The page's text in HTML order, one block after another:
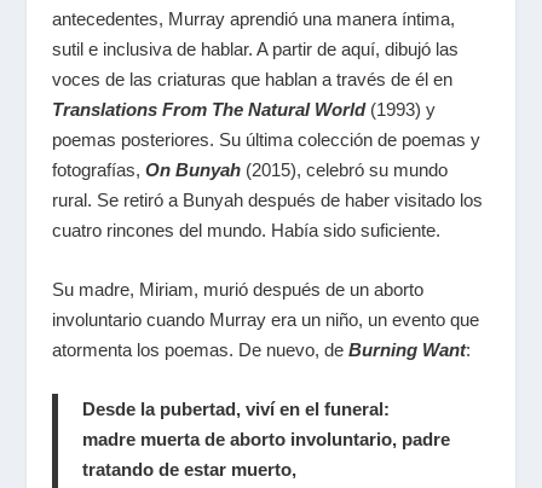
antecedentes, Murray aprendió una manera íntima,
sutil e inclusiva de hablar. A partir de aquí, dibujó las
voces de las criaturas que hablan a través de él en
Translations From The Natural World(1993) y
poemas posteriores. Su última colección de poemas y
fotografías, On Bunyah(2015), celebró su mundo
rural. Se retiró a Bunyah después de haber visitado los
cuatro rincones del mundo. Había sido suficiente.
Su madre, Miriam, murió después de un aborto
involuntario cuando Murray era un niño, un evento que
atormenta los poemas. De nuevo, de Burning Want:
Desde la pubertad, viví en el funeral:
madre muerta de aborto involuntario, padre
tratando de estar muerto,